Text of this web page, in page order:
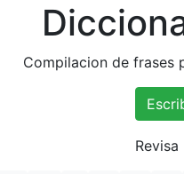
Compilacion de frases